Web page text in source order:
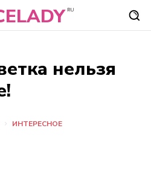
RU
нельзя
ИНТЕРЕСНОЕ